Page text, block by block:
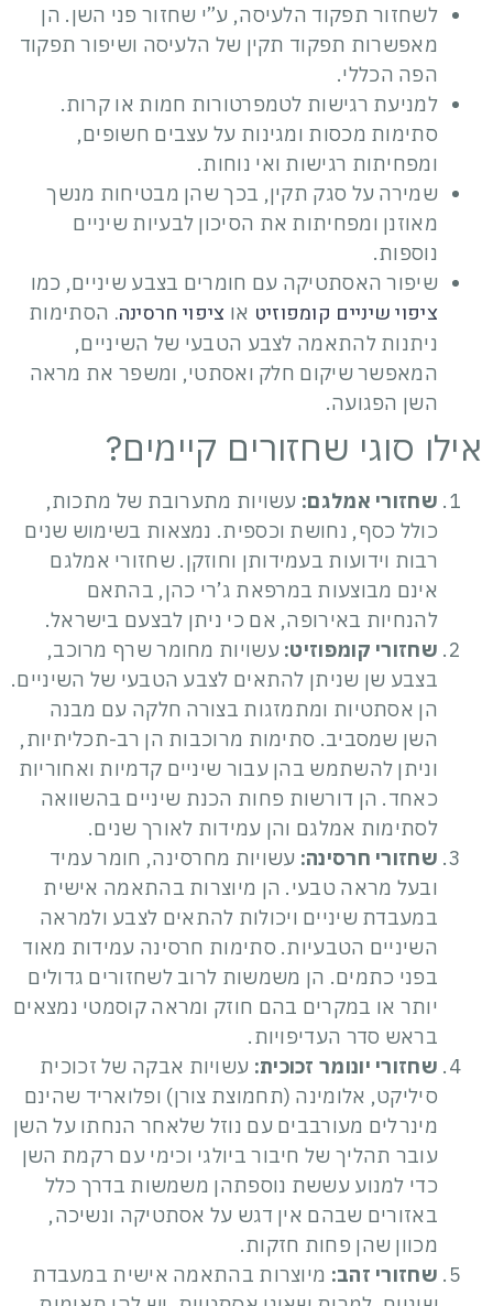
לשחזור תפקוד הלעיסה, ע”י שחזור פני השן. הן
מאפשרות תפקוד תקין של הלעיסה ושיפור תפקוד
הפה הכללי.
למניעת רגישות לטמפרטורות חמות או קרות.
סתימות מכסות ומגינות על עצבים חשופים,
ומפחיתות רגישות ואי נוחות.
שמירה על סגק תקין, בכך שהן מבטיחות מנשך
מאוזנן ומפחיתות את הסיכון לבעיות שיניים
נוספות.
שיפור האסתטיקה עם חומרים בצבע שיניים, כמו
ציפוי שיניים קומפוזיט או ציפוי חרסינה. הסתימות
ניתנות להתאמה לצבע הטבעי של השיניים,
המאפשר שיקום חלק ואסתטי, ומשפר את מראה
השן הפגועה.
אילו סוגי שחזורים קיימים?
שחזורי אמלגם: עשויות מתערובת של מתכות,
כולל כסף, נחושת וכספית. נמצאות בשימוש שנים
רבות וידועות בעמידותן וחוזקן. שחזורי אמלגם
אינם מבוצעות במרפאת ג’רי כהן, בהתאם
להנחיות באירופה, אם כי ניתן לבצעם בישראל.
שחזורי קומפוזיט: עשויות מחומר שרף מרוכב,
בצבע שן שניתן להתאים לצבע הטבעי של השיניים.
הן אסתטיות ומתמזגות בצורה חלקה עם מבנה
השן שמסביב. סתימות מרוכבות הן רב-תכליתיות,
וניתן להשתמש בהן עבור שיניים קדמיות ואחוריות
כאחד. הן דורשות פחות הכנת שיניים בהשוואה
לסתימות אמלגם והן עמידות לאורך שנים.
שחזורי חרסינה: עשויות מחרסינה, חומר עמיד
ובעל מראה טבעי. הן מיוצרות בהתאמה אישית
במעבדת שיניים ויכולות להתאים לצבע ולמראה
השיניים הטבעיות. סתימות חרסינה עמידות מאוד
בפני כתמים. הן משמשות לרוב לשחזורים גדולים
יותר או במקרים בהם חוזק ומראה קוסמטי נמצאים
בראש סדר העדיפויות.
שחזורי יונומר זכוכית: עשויות אבקה של זכוכית
סיליקט, אלומינה (תחמוצת צורן) ופלואריד שהינם
מינרלים מעורבבים עם נוזל שלאחר הנחתו על השן
עובר תהליך של חיבור ביולגי וכימי עם רקמת השן
כדי למנוע עששת נוספתהן משמשות בדרך כלל
באזורים שבהם אין דגש על אסתטיקה ונשיכה,
מכוון שהן פחות חזקות.
שחזורי זהב: מיוצרות בהתאמה אישית במעבדת